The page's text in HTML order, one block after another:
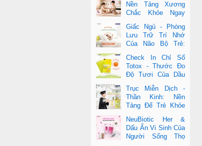
Nền Tảng Xương
Chắc Khỏe Ngay
Giấc Ngủ - Phòng
Lưu Trữ Trí Nhớ
Của Não Bộ Trẻ:
Của DHA Và Vi ChấtCheck In Chỉ Số
Totox - Thước Đo
Độ Tươi Của Dầu
Cá Cao Cấp
Trục Miễn Dịch -
Thần Kinh: Nền
Tảng Để Trẻ Khỏe
Vượt Trội
NeuBiotic Her &
Dấu Ấn Vi Sinh Của
Người Sống Thọ